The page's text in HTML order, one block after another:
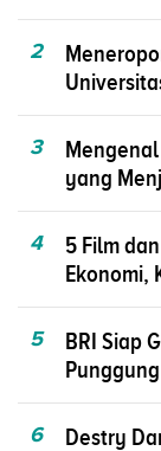
2
3
yang
4
5 Film
Ekonomi,
5
BRI Siap
6
Destry